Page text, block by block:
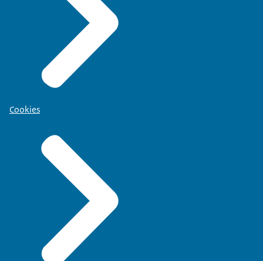
Cookies